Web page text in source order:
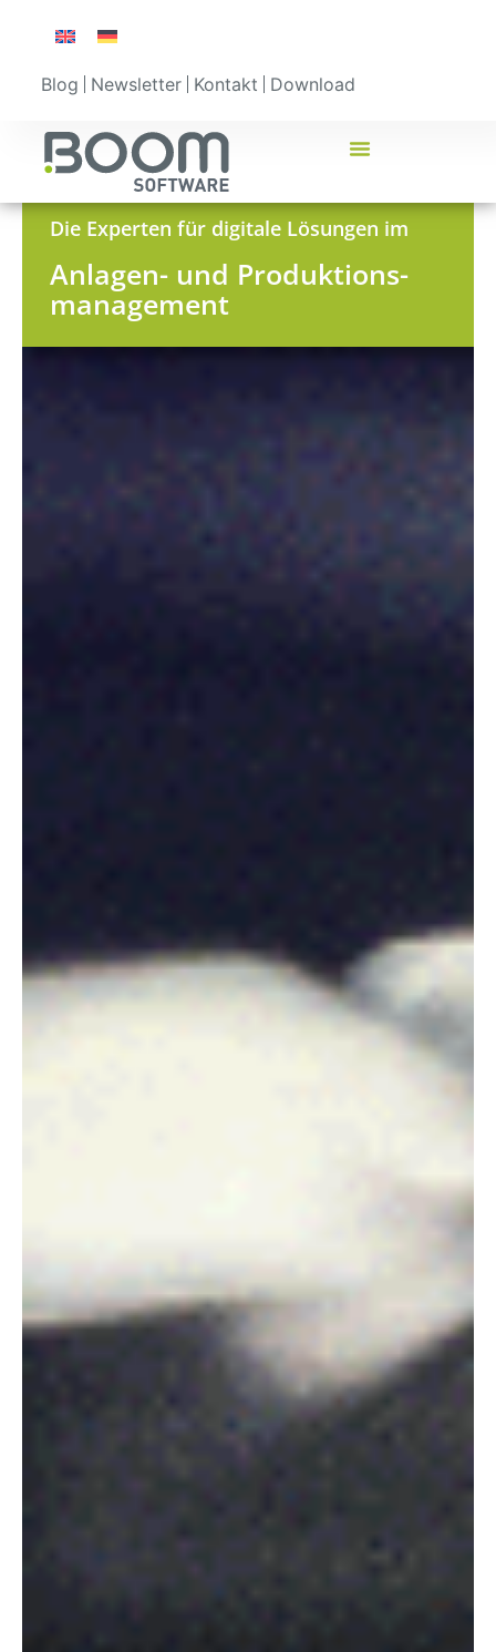
Blog Newsletter Kontakt Download
Die Experten für digitale Lösungen im
Anlagen- und Produktions-
management